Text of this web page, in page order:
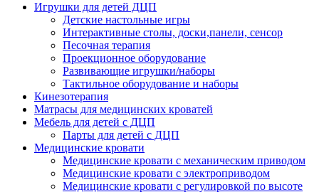
Игрушки для детей ДЦП
Детские настольные игры
Интерактивные столы, доски,панели, сенсор
Песочная терапия
Проекционное оборудование
Развивающие игрушки/наборы
Тактильное оборудование и наборы
Кинезотерапия
Матрасы для медицинских кроватей
Мебель для детей с ДЦП
Парты для детей с ДЦП
Медицинские кровати
Медицинские кровати с механическим приводом
Медицинские кровати с электроприводом
Медицинские кровати с регулировкой по высоте